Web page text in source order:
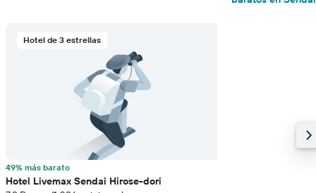
Hotel de 3 estrellas
49% más barato
Hotel Livemax Sendai Hirose-dori